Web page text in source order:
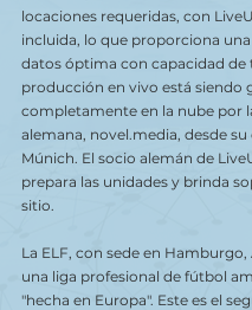
locaciones requeridas, con
incluida, lo que proporciona
datos óptima con capacidad de
producción en vivo está siendo
completamente en la nube por
alemana, novel.media, desde
Múnich. El socio alemán de
prepara las unidades y brinda
sitio.
La ELF, con sede en Hamburgo,
una liga profesional de fútbol
"hecha en Europa". Este es el